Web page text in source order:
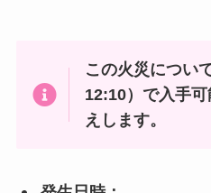
この火災につい
12:10）で入手
えします。